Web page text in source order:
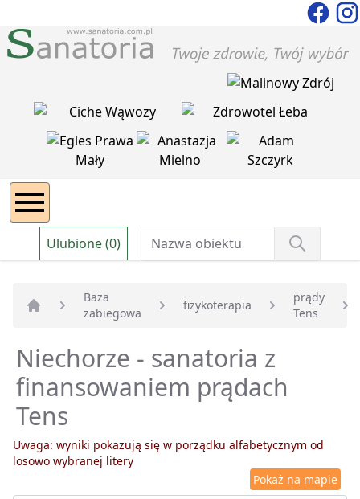
Ulubione (0)
Strona główna
Baza
zabiegowa
fizykoterapia
prądy
Tens
Niechorze - sanatoria z
finansowaniem prądach
Tens
Uwaga: wyniki pokazują się w porządku alfabetycznym od
losowo wybranej litery
Pokaż na mapie